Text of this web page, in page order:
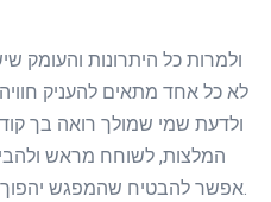
ולמרות כל היתרונות והעומק
לא כל אחד מתאים להעניק
ולדעת שמי שמולך רואה בך
המלצות, לשוחח מראש
אפשר להבטיח שהמפגש יהפוך לחוויה שלמה, מרגיעה ומעצימה.